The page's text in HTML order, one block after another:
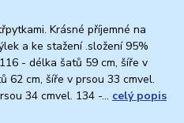
Krásné příjemné na
a ke stažení .složení 95%
- délka šatů 59 cm, šíře v
62 cm, šíře v prsou 33 cmvel.
34 cmvel. 134 -... celý popis